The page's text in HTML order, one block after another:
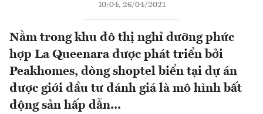
10:04, 26/04/2021
Nằm trong khu đô thị nghỉ dưỡng phức
hợp La Queenara được phát triển bởi
Peakhomes, dòng shoptel biển tại dự án
được giới đầu tư đánh giá là mô hình bất
động sản hấp dẫn...